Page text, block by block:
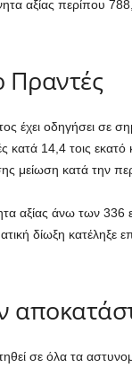
αξίας περίπου
έχει οδηγήσει σε
14,4 τοις
μείωση κατά την
αξίας άνω των 336
δίωξη κατέληξε
σε όλα τα